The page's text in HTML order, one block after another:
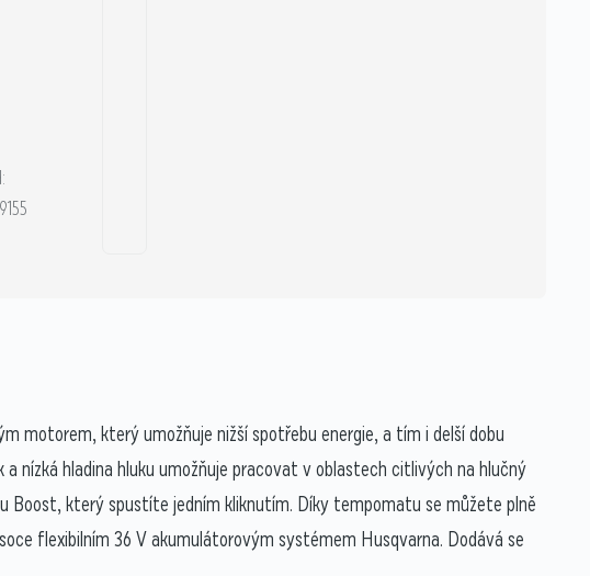
motorem, který umožňuje nižší spotřebu energie, a tím i delší dobu
nízká hladina hluku umožňuje pracovat v oblastech citlivých na hlučný
Boost, který spustíte jedním kliknutím. Díky tempomatu se můžete plně
flexibilním 36 V akumulátorovým systémem Husqvarna. Dodává se